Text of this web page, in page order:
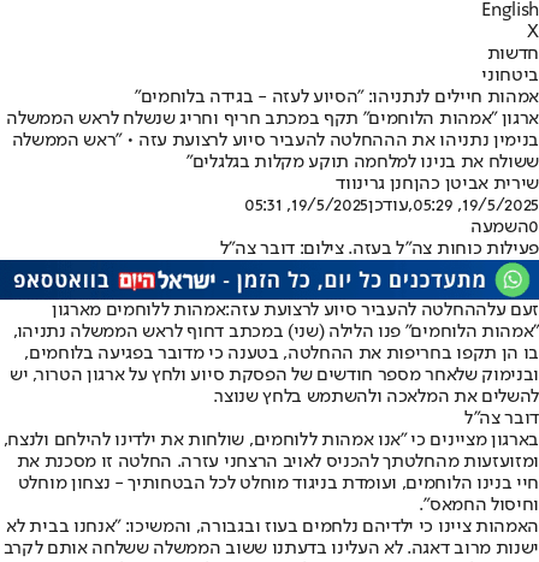
English
X
חדשות
ביטחוני
אמהות חיילים לנתניהו: "הסיוע לעזה - בגידה בלוחמים"
ארגון "אמהות הלוחמים" תקף במכתב חריף וחריג שנשלח לראש הממשלה
בנימין נתניהו את הההחלטה להעביר סיוע לרצועת עזה • "ראש הממשלה
ששולח את בנינו למלחמה תוקע מקלות בגלגלים"
שירית אביטן כהןחנן גרינווד
19/5/2025, 05:29
,עודכן19/5/2025, 05:31
0השמעה
פעילות כוחות צה"ל בעזה. צילום: דובר צה"ל
זעם עלההחלטה להעביר סיוע לרצועת עזה:אמהות ללוחמים מארגון
״אמהות הלוחמים״ פנו הלילה (שני) במכתב דחוף לראש הממשלה נתניהו,
בו הן תקפו בחריפות את ההחלטה, בטענה כי מדובר בפגיעה בלוחמים,
ובנימוק שלאחר מספר חודשים של הפסקת סיוע ולחץ על ארגון הטרור, יש
להשלים את המלאכה ולהשתמש בלחץ שנוצר.
דובר צה"ל
בארגון מציינים כי "אנו אמהות ללוחמים, שולחות את ילדינו להילחם ולנצח,
ומזועזעות מהחלטתך להכניס לאויב הרצחני עזרה. החלטה זו מסכנת את
חיי בנינו הלוחמים, ועומדת בניגוד מוחלט לכל הבטחותיך - נצחון מוחלט
וחיסול החמאס".
האמהות ציינו כי ילדיהם נלחמים בעוז ובגבורה, והמשיכו: ״אנחנו בבית לא
ישנות מרוב דאגה. לא העלינו בדעתנו ששוב הממשלה ששלחה אותם לקרב